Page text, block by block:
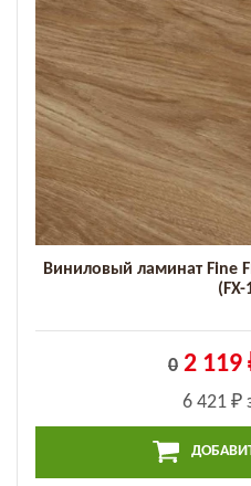
Виниловый ламинат Fine
(FX-
0 2 119
6 421 ₽